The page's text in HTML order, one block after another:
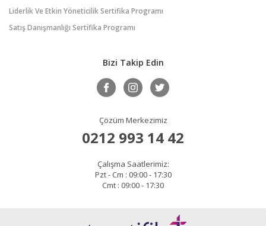
Liderlik Ve Etkin Yöneticilik Sertifika Programı
Satış Danışmanlığı Sertifika Programı
Bizi Takip Edin
Çözüm Merkezimiz
0212 993 14 42
Çalışma Saatlerimiz:
Pzt - Cm : 09:00 - 17:30
Cmt : 09:00 - 17:30